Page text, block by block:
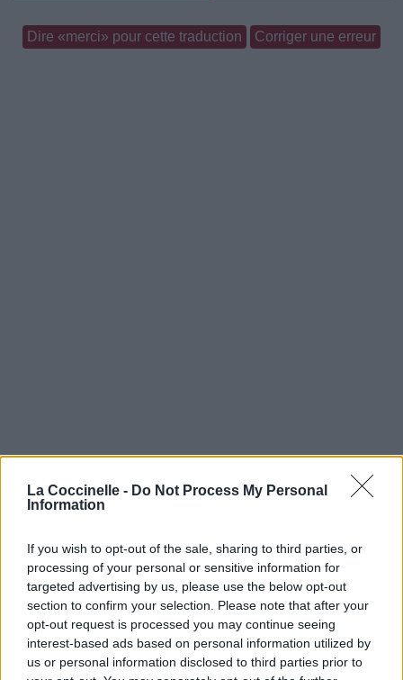
La Coccinelle - Do Not Process My Personal
Information
If you wish to opt-out of the sale, sharing to third parties, or
processing of your personal or sensitive information for
targeted advertising by us, please use the below opt-out
section to confirm your selection. Please note that after your
opt-out request is processed you may continue seeing
interest-based ads based on personal information utilized by
us or personal information disclosed to third parties prior to
Dire «merci» pour cette traduction Corriger une erreur